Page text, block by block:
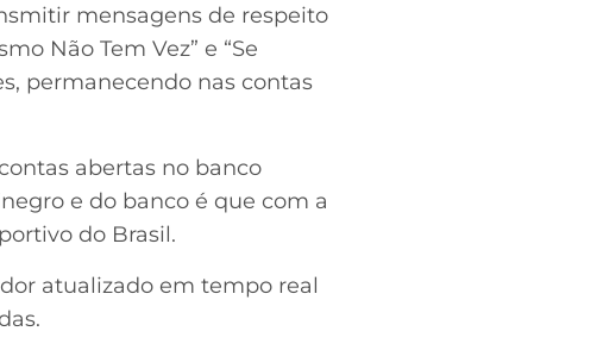
mensagens de respeito
Não Tem Vez” e “Se
permanecendo nas contas
abertas no banco
e do banco é que com a
do Brasil.
atualizado em tempo real